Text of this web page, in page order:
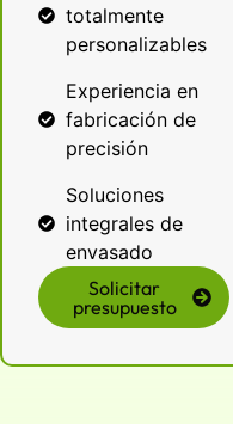
totalmente
personalizables
Experiencia en
fabricación de
precisión
Soluciones
integrales de
envasado
Solicitar
presupuesto